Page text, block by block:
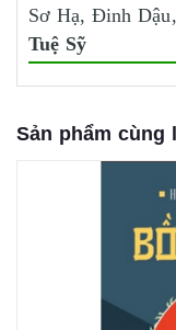
Sơ Hạ, Đinh
Tuệ Sỹ
Sản phẩm cùng